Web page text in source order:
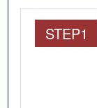
STEP1